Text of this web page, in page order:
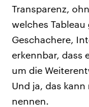
Transparenz,
welches
Geschachere,
erkennbar, dass
um die
Und ja, das
nennen.